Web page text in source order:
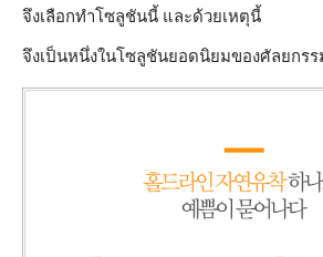
จึงเลือกทำโซลูชันนี้ และด้วยเหตุนี้
จึงเป็นหนึ่งในโซลูชันยอดนิยมของศัลยกรร